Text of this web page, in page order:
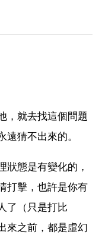
，就去找這個問題
猜不出來的。
狀態是有變化的，
打擊，也許是你有
了（只是打比
來之前，都是虛幻